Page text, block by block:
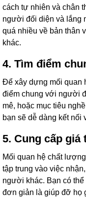
cách tự nhiên và chân
người đối diện và lắng
quá nhiều về bản thân
khác.
4. Tìm điểm
Để xây dựng mối quan
điểm chung với người
mê, hoặc mục tiêu
bạn sẽ dễ dàng kết
5. Cung cấp giá
Mối quan hệ chất
tập trung vào việc
người khác. Bạn có
đơn giản là giúp đỡ họ